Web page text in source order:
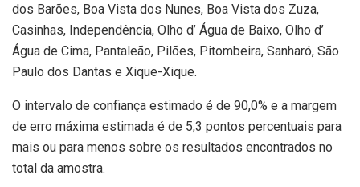
dos Barões, Boa Vista dos Nunes, Boa Vista dos Zuza,
Casinhas, Independência, Olho d’ Água de Baixo, Olho d’
Água de Cima, Pantaleão, Pilões, Pitombeira, Sanharó, São
Paulo dos Dantas e Xique-Xique.
O intervalo de confiança estimado é de 90,0% e a margem
de erro máxima estimada é de 5,3 pontos percentuais para
mais ou para menos sobre os resultados encontrados no
total da amostra.